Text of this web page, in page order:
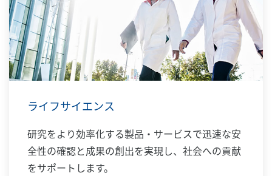
ライフサイエンス
研究をより効率化する製品・サービスで迅速な安
全性の確認と成果の創出を実現し、社会への貢献
をサポートします。​